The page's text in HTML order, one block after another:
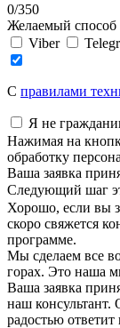
0/350
Желаемый способ
Viber
C правилами
Я не
Нажимая на
обработку
Ваша заявка
Следующий шаг
Хорошо, если вы
скоро свяжется
программе.
Мы сделаем все
горах. Это наша
Ваша заявка
наш консультант.
радостью